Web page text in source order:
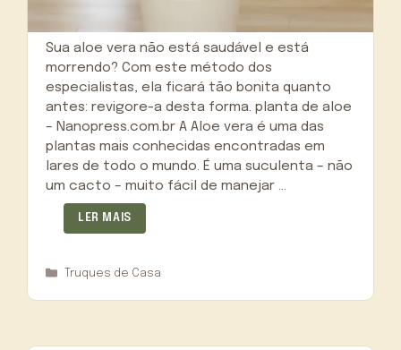
Sua aloe vera não está saudável e está
morrendo? Com este método dos
especialistas, ela ficará tão bonita quanto
antes: revigore-a desta forma. planta de aloe
– Nanopress.com.br A Aloe vera é uma das
plantas mais conhecidas encontradas em
lares de todo o mundo. É uma suculenta – não
um cacto – muito fácil de manejar …
LER MAIS
Categorias
Truques de Casa